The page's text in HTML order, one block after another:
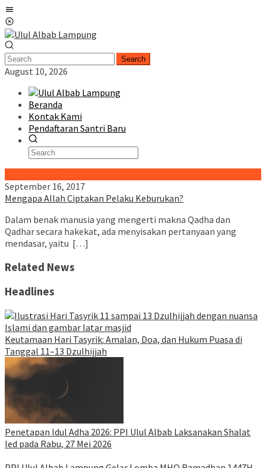
Skip
to
content
Search
August 10, 2026
Beranda
Kontak Kami
Pendaftaran Santri Baru
September 16, 2017
Mengapa Allah Ciptakan Pelaku Keburukan?
Dalam benak manusia yang mengerti makna Qadha dan
Qadhar secara hakekat, ada menyisakan pertanyaan yang
mendasar, yaitu […]
Related News
Headlines
Keutamaan Hari Tasyrik: Amalan, Doa, dan Hukum Puasa di
Tanggal 11–13 Dzulhijjah
Penetapan Idul Adha 2026: PPI Ulul Albab Laksanakan Shalat
Ied pada Rabu, 27 Mei 2026